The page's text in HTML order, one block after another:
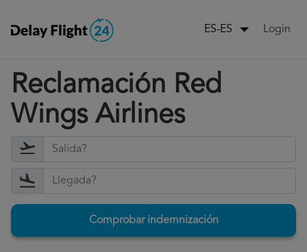
ES-ES Login
Reclamación Red
Wings Airlines
Comprobar indemnización